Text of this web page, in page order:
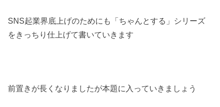
SNS起業界底上げのためにも「ちゃんとする」シリーズ
をきっちり仕上げて書いていきます
前置きが長くなりましたが本題に入っていきましょう